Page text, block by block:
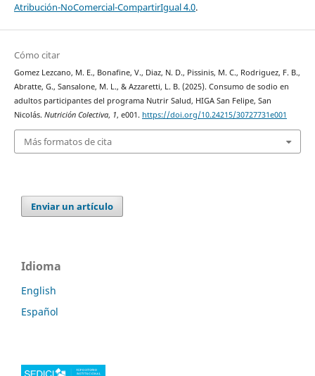
Atribución-NoComercial-CompartirIgual 4.0.
Cómo citar
Gomez Lezcano, M. E., Bonafine, V., Diaz, N. D., Pissinis, M. C., Rodriguez, F. B.,
Abratte, G., Sansalone, M. L., & Azzaretti, L. B. (2025). Consumo de sodio en
adultos participantes del programa Nutrir Salud, HIGA San Felipe, San
Nicolás. Nutrición Colectiva, 1, e001. https://doi.org/10.24215/30727731e001
Más formatos de cita
Enviar un artículo
Idioma
English
Español